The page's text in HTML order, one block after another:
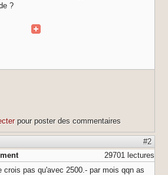
?
pour poster des commentaires
#2
29701 lectures
crois pas qu'avec 2500.- par mois qqn as